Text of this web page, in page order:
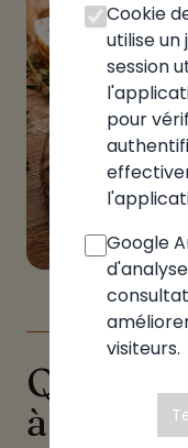
LE GUIDE
Quelle
à
Cookie
utilise
session
pour
Google
visiteurs.